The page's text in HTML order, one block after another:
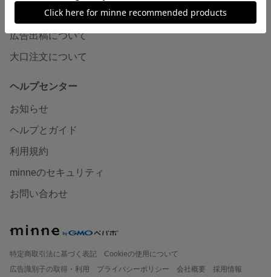
企業の方へ
広告出稿について
大口注文について
ヘルプセンター
お知らせ
ヘルプとガイド
利用規約
minneのセキュリティ
お問い合わせ
特定商取引法に基づく表記
Cookieの使用について
広告識別子の取得・利用
プライバシーポリシー 会社概要
採用情報